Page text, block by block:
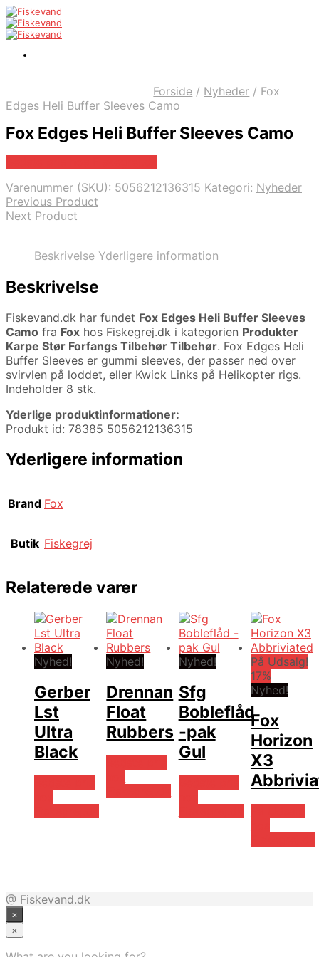
Forside / Nyheder / Fox
Edges Heli Buffer Sleeves Camo
Fox Edges Heli Buffer Sleeves Camo
Varenummer (SKU): 5056212136315 Kategori: Nyheder
Previous Product
Next Product
Beskrivelse Yderligere information
Beskrivelse
Fiskevand.dk har fundet Fox Edges Heli Buffer Sleeves
Camo fra Fox hos Fiskegrej.dk i kategorien Produkter
Karpe Stør Forfangs Tilbehør Tilbehør. Fox Edges Heli
Buffer Sleeves er gummi sleeves, der passer ned over
svirvlen på loddet, eller Kwick Links på Helikopter rigs.
Indeholder 8 stk.
Yderlige produktinformationer:
Produkt id: 78385 5056212136315
Yderligere information
Brand Fox
Butik Fiskegrej
Relaterede varer
Nyhed!
Gerber
Lst
Ultra
Black
Nyhed!
Drennan
Float
Rubbers
Nyhed!
Sfg
Bobleflåd
-pak
Gul
På Udsalg!
17%
Nyhed!
Fox
Horizon
X3
@ Fiskevand.dk
×
×